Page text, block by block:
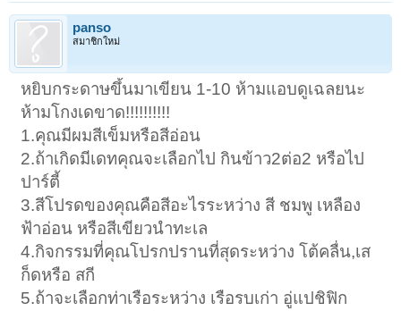
panso
สมาชิกใหม่
หยิบกระดาษขึ้นมาเขียน 1-10 ห้ามแอบดูเฉลยนะ
ห้ามโกงเดขาด!!!!!!!!!!
1.คุณมีผมสีเข็มหรือสีอ่อน
2.ถ้าเกิดมีเดทคุณจะเลือกไป กินข้าว2ต่อ2 หรือไป
ปาร์ตี้
3.สีโปรดของคุณคือสีอะไรระหว่าง สี ชมพู เหลือง
ฟ้าอ่อน หรือสีเขียวนำทะเล
4.กิจกรรมที่คุณโปรกปรานที่สุดระหว่าง โต้คลื่น,เส
ก็ดหรือ สกี
5.ถ้าจะเลือกท่าเรือระหว่าง เรือรบเก่า อู่แปชิฟิก